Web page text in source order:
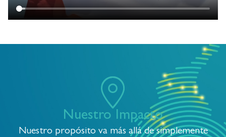
Nuestro Impacto
Nuestro propósito va más allá de simplemente